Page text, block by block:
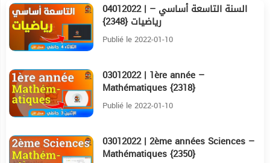
9:4 04012022 | السنة التاسعة أساسي –
رياضيات {2348}
Publié le 2022-01-10
10:51 03012022 | 1ère année –
Mathématiques {2318}
Publié le 2022-01-10
11:36 03012022 | 2ème années Sciences –
Mathématiques {2350}